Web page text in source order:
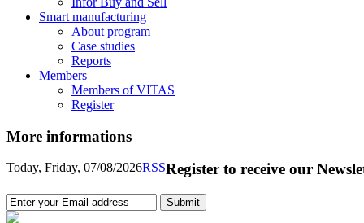
Smart manufacturing
About program
Case studies
Reports
Members
Members of VITAS
Register
More informations
Today, Friday, 07/08/2026RSSRegister to receive our